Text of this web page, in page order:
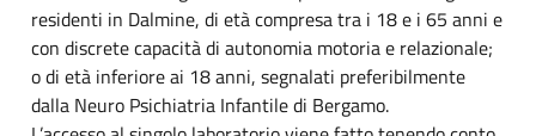
residenti in Dalmine, di età compresa tra i 18 e i 65 anni e
con discrete capacità di autonomia motoria e relazionale;
o di età inferiore ai 18 anni, segnalati preferibilmente
dalla Neuro Psichiatria Infantile di Bergamo.